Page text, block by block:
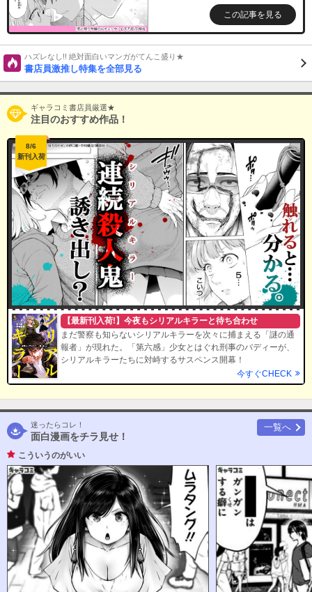
この記事を見る
ハズレなし!! 絶対面白いマンガがてんこ盛り★
書店員激推し特集を全部見る
ギャラコミ書店員厳選★
注目のおすすめ作品！
8/6
新刊入荷
【最新刊入荷!】今夜もシリアルキラーと待ち合わせ
まだ警察も知らないシリアルキラーを次々に捕まえる「謎の通
報者」が現れた。「第六感」少女とはぐれ刑事のバディーが、
シリアルキラーたちに対峙するサスペンス開幕！
今すぐCHECK
迷ったらコレ！
面白漫画をチラ見せ！
一覧へ
こういうのがいい